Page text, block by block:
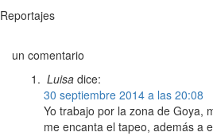
Reportajes
un comentario
Luisa dice:
30 septiembre 2014 a las 20:08
Yo trabajo por la zona de Goya,
me encanta el tapeo, además a